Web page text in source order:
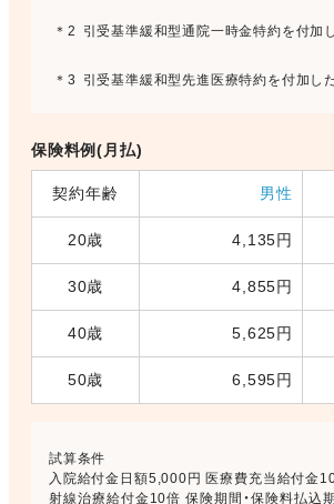
＊2 引受基準緩和型通院一時金特約を付加
＊3 引受基準緩和型先進医療特約を付加し
保険料例(月払)
契約年齢 男性
20歳 4,135円
30歳 4,855円
40歳 5,625円
50歳 6,595円
試算条件
入院給付金日額5,000円 医療費充当給付金
射線治療給付金10倍 保険期間・保険料払込